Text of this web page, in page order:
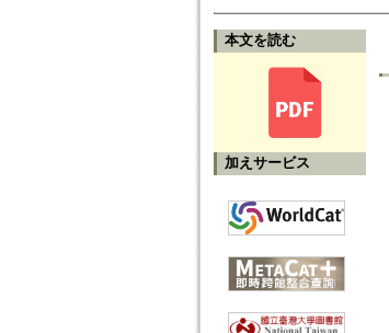
本文を読む
加えサービス